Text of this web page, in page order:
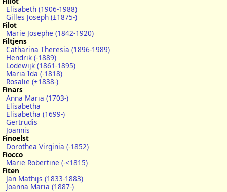
Elisabeth (1906-1988)
Gilles Joseph (±1875-)
Filot
Marie Josephe (1842-1920)
Filtjens
Catharina Theresia (1896-1989)
Hendrik (-1889)
Lodewijk (1861-1895)
Maria Ida (-1818)
Rosalie (±1838-)
Finars
Anna Maria (1703-)
Elisabetha
Elisabetha (1699-)
Gertrudis
Joannis
Finoelst
Dorothea Virginia (-1852)
Fiocco
Marie Robertine (-<1815)
Fiten
Jan Mathijs (1833-1883)
Joanna Maria (1887-)